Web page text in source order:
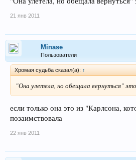
21 янв 2011
Minase
Пользователи
Хромая судьба сказал(а): ↑
"Она улетела, но обещала вернуться"
если только она это из "Карлсона,
позаимствовала
22 янв 2011